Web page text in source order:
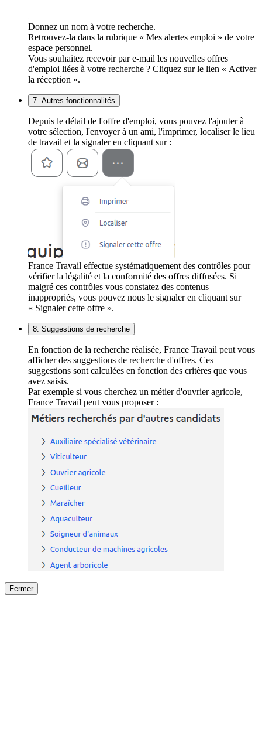
Donnez un nom à votre recherche.
Retrouvez-la dans la rubrique « Mes alertes emploi » de votre
espace personnel.
Vous souhaitez recevoir par e-mail les nouvelles offres
d'emploi liées à votre recherche ? Cliquez sur le lien « Activer
la réception ».
7. Autres fonctionnalités
Depuis le détail de l'offre d'emploi, vous pouvez l'ajouter à
votre sélection, l'envoyer à un ami, l'imprimer, localiser le lieu
de travail et la signaler en cliquant sur :
France Travail effectue systématiquement des contrôles pour
vérifier la légalité et la conformité des offres diffusées. Si
malgré ces contrôles vous constatez des contenus
inappropriés, vous pouvez nous le signaler en cliquant sur
« Signaler cette offre ».
8. Suggestions de recherche
En fonction de la recherche réalisée, France Travail peut vous
afficher des suggestions de recherche d'offres. Ces
suggestions sont calculées en fonction des critères que vous
avez saisis.
Par exemple si vous cherchez un métier d'ouvrier agricole,
France Travail peut vous proposer :
Fermer